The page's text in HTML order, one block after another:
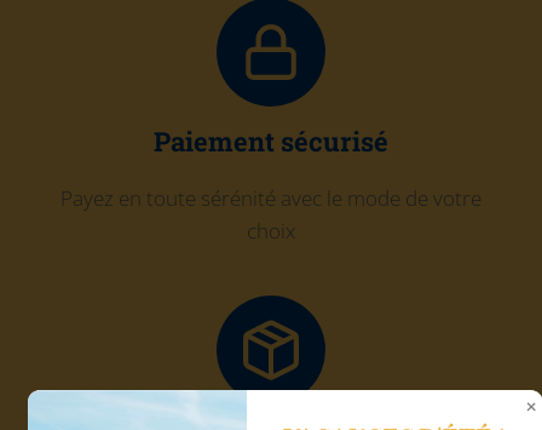
Paiement sécurisé
Payez en toute sérénité avec le mode de votre
choix